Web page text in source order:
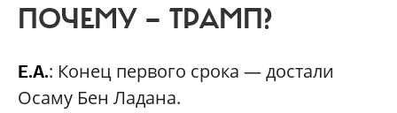
ПОЧЕМУ — ТРАМП?
Е.А.: Конец первого срока — достали
Осаму Бен Ладана.